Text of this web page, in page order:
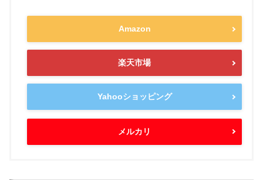
Amazon
楽天市場
Yahooショッピング
メルカリ